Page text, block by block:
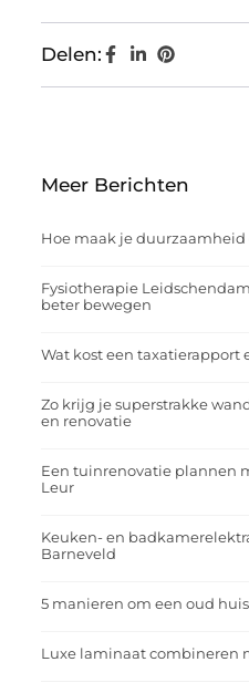
Delen:
Meer Berichten
Hoe maak je
Fysiotherapie
beter bewegen
Wat kost een taxatierapport
Zo krijg je superstrakke
en renovatie
Een tuinrenovatie plannen
Leur
Keuken- en
Barneveld
5 manieren om een oud
Luxe laminaat combineren